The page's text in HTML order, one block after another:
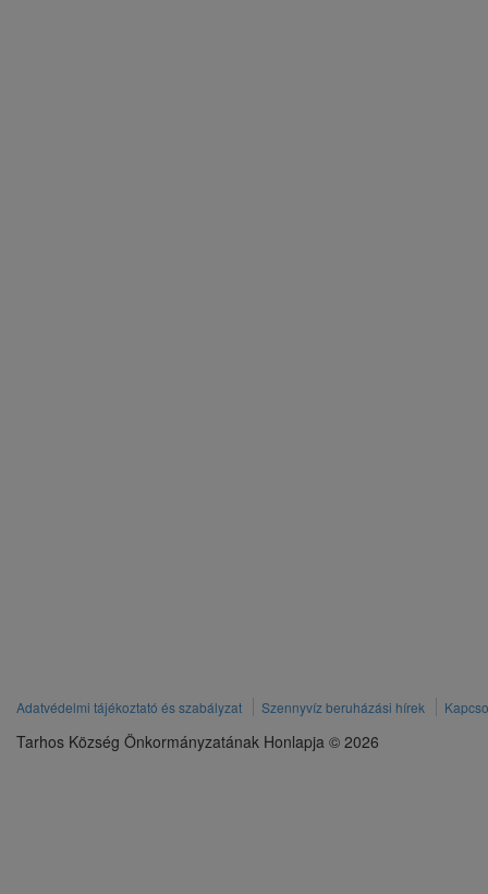
Adatvédelmi tájékoztató és szabályzat Szennyvíz beruházási hírek
Tarhos Község Önkormányzatának Honlapja © 2026